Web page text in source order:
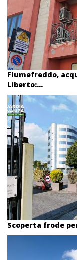
Fiumefreddo,
Liberto:...
Scoperta frode